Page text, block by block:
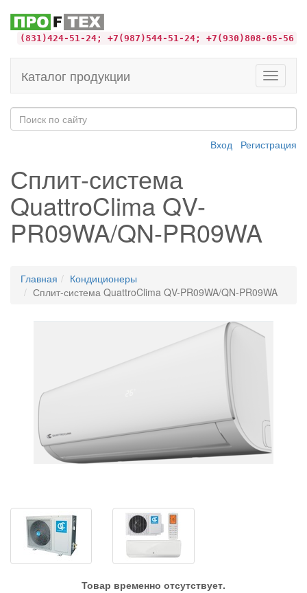
(831)424-51-24; +7(987)544-51-24; +7(930)808-05-56
Toggle
Каталог продукции
Вход Регистрация
Сплит-система
QuattroClima QV-
PR09WA/QN-PR09WA
Главная
Кондиционеры
Сплит-система QuattroClima QV-PR09WA/QN-PR09WA
Товар временно отсутствует.